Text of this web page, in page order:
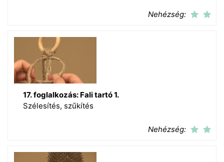
Nehézség:
17. foglalkozás: Fali tartó 1.
Szélesítés, szűkítés
Nehézség: